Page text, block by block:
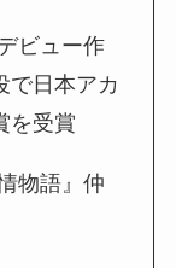
ビュー作
で日本アカ
を受賞
物語』仲